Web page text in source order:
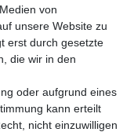
von
unsere Website zu
erst durch gesetzte
die wir in den
oder aufgrund eines
kann erteilt
nicht einzuwilligen